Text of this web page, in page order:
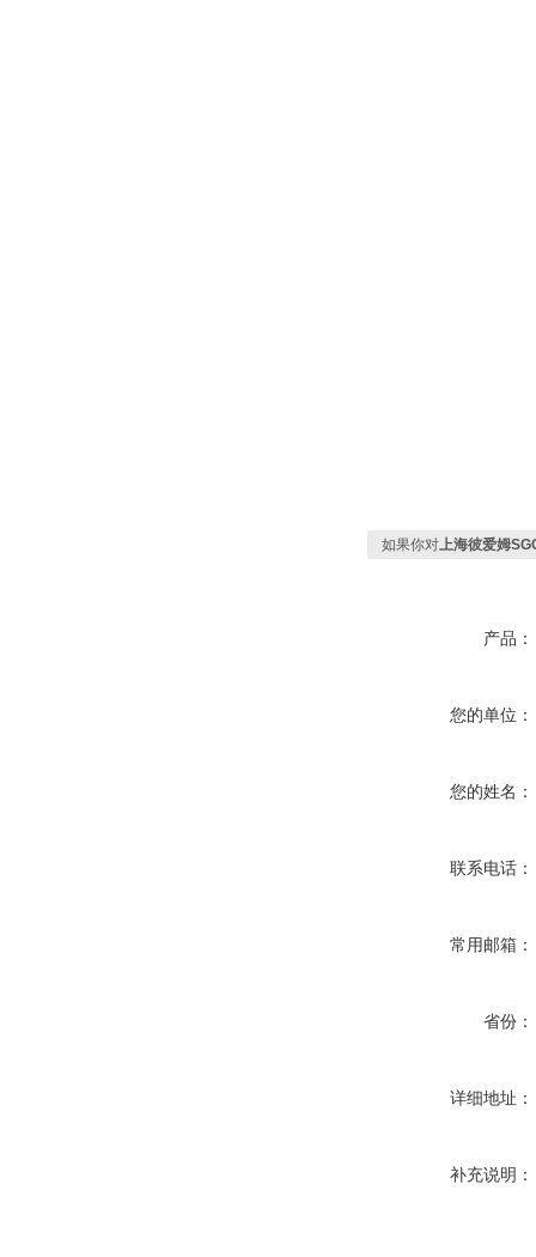
如果你对上海彼爱姆
产品：
您的单位：
您的姓名：
联系电话：
常用邮箱：
省份：
详细地址：
补充说明：